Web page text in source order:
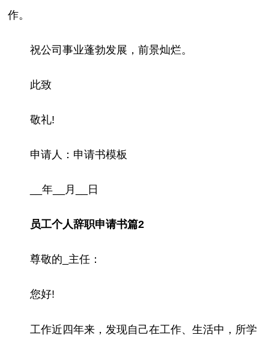
作。
祝公司事业蓬勃发展，前景灿烂。
此致
敬礼!
申请人：申请书模板
__年__月__日
员工个人辞职申请书篇2
尊敬的_主任：
您好!
工作近四年来，发现自己在工作、生活中，所学